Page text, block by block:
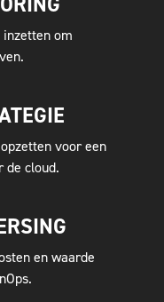
om
voor een
de cloud.
en waarde